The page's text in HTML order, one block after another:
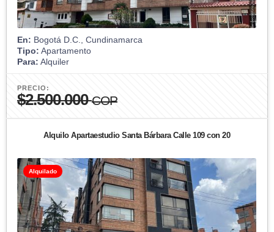
En: Bogotá D.C., Cundinamarca
Tipo: Apartamento
Para: Alquiler
PRECIO:
$2.500.000COP
Alquilo Apartaestudio Santa Bárbara Calle 109 con 20
Alquilado